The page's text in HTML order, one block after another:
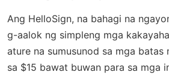
Ang HelloSign, na bahagi na
g-aalok ng simpleng mga
ature na sumusunod sa mga batas
sa $15 bawat buwan para sa mga